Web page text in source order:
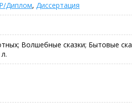
Диплом, Диссертация
Волшебные сказки; Бытовые